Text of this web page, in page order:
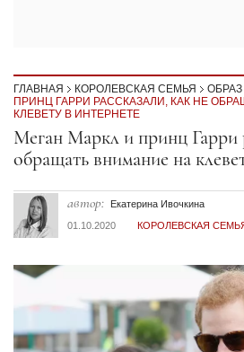
ГЛАВНАЯ КОРОЛЕВСКАЯ СЕМЬЯ
ПРИНЦ ГАРРИ РАССКАЗАЛИ, КАК НЕ
КЛЕВЕТУ В ИНТЕРНЕТЕ
Секция статей
Меган Маркл и принц Гарри
обращать внимание на
автор:
Екатерина Ивочкина
01.10.2020
КОРОЛЕВСКАЯ